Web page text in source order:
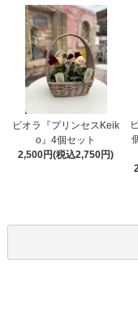
ビオラ『プリンセスKeik
o』4個セット
2,500円(税込2,750円)